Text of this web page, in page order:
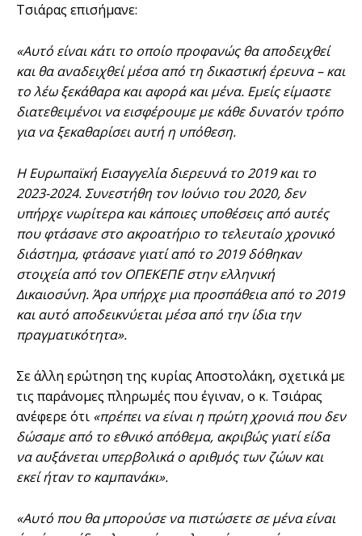
Τσιάρας επισήμανε:
«Αυτό είναι κάτι το οποίο προφανώς θα αποδειχθεί
και θα αναδειχθεί μέσα από τη δικαστική έρευνα – και
το λέω ξεκάθαρα και αφορά και μένα. Εμείς είμαστε
διατεθειμένοι να εισφέρουμε με κάθε δυνατόν τρόπο
για να ξεκαθαρίσει αυτή η υπόθεση.
Η Ευρωπαϊκή Εισαγγελία διερευνά το 2019 και το
2023-2024. Συνεστήθη τον Ιούνιο του 2020, δεν
υπήρχε νωρίτερα και κάποιες υποθέσεις από αυτές
που φτάσανε στο ακροατήριο το τελευταίο χρονικό
διάστημα, φτάσανε γιατί από το 2019 δόθηκαν
στοιχεία από τον ΟΠΕΚΕΠΕ στην ελληνική
Δικαιοσύνη. Άρα υπήρχε μια προσπάθεια από το 2019
και αυτό αποδεικνύεται μέσα από την ίδια την
πραγματικότητα».
Σε άλλη ερώτηση της κυρίας Αποστολάκη, σχετικά με
τις παράνομες πληρωμές που έγιναν, ο κ. Τσιάρας
ανέφερε ότι «πρέπει να είναι η πρώτη χρονιά που δεν
δώσαμε από το εθνικό απόθεμα, ακριβώς γιατί είδα
να αυξάνεται υπερβολικά ο αριθμός των ζώων και
εκεί ήταν το καμπανάκι».
«Αυτό που θα μπορούσε να πιστώσετε σε μένα είναι